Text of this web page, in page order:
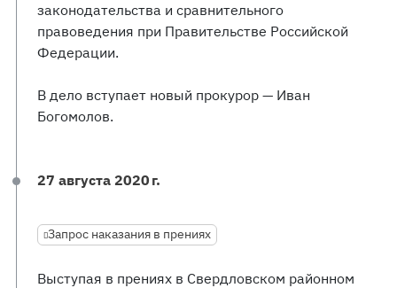
законодательства и сравнительного
правоведения при Правительстве Российской
Федерации.
В дело вступает новый прокурор — Иван
Богомолов.
27 августа 2020 г.
Запрос наказания в прениях
Выступая в прениях в Свердловском районном